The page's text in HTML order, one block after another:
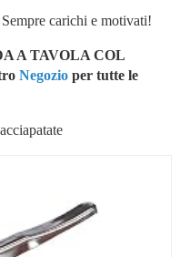
carichi e motivati!
A TAVOLA COL
Negozio per tutte le